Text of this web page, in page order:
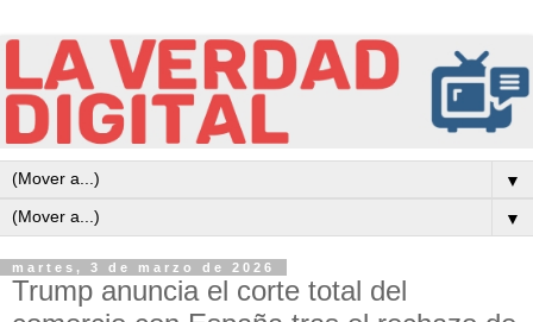
▼
▼
martes, 3 de marzo de 2026
Trump anuncia el corte total del